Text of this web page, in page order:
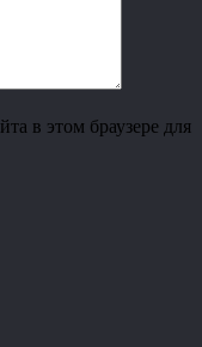
в этом браузере для